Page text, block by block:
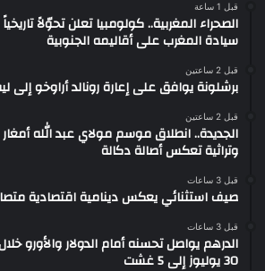
قبل 1 ساعة
الصحراء المغربية.. كولومبيا تعلن تحوّلاً
سيادة المغرب على أقاليمه الجنوبية
قبل 2 ساعتين
برشلونة يوافق على إعارة رونالد أراوخو
قبل 2 ساعتين
الجديدة.. انطلاق موسم مولاي عبد الله
وتراثية تعكس أصالة دكالة
قبل 3 ساعات
صيف استثنائي يعكس دينامية اقتصادية
قبل 3 ساعات
الدرهم يواصل تحسنه أمام الدولار والأورو
30 يوليوز إلى 5 غشت